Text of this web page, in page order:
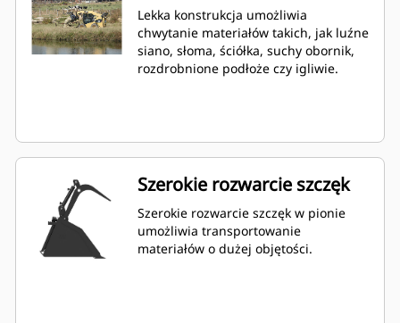
Lekka konstrukcja umożliwia
chwytanie materiałów takich, jak luźne
siano, słoma, ściółka, suchy obornik,
rozdrobnione podłoże czy igliwie.
Szerokie rozwarcie szczęk
Szerokie rozwarcie szczęk w pionie
umożliwia transportowanie
materiałów o dużej objętości.